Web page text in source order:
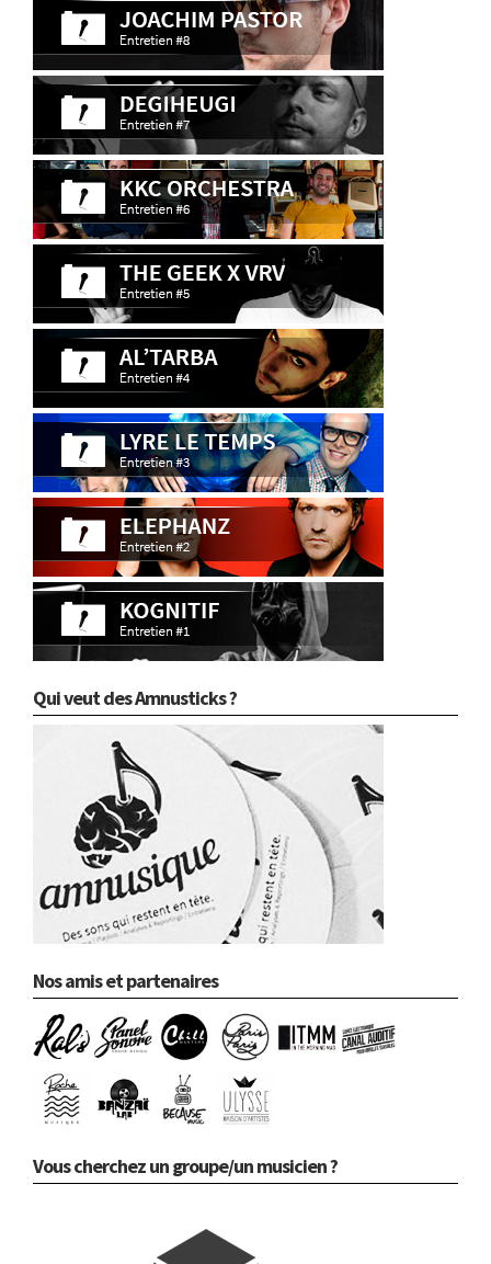
Qui veut des Amnusticks ?
Nos amis et partenaires
Vous cherchez un groupe/un musicien ?